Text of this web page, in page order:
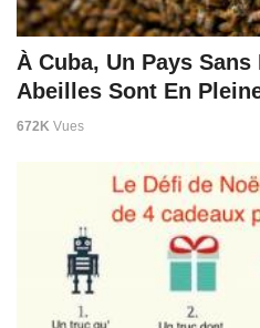
À Cuba, Un Pays
Abeilles Sont En
672K Vues